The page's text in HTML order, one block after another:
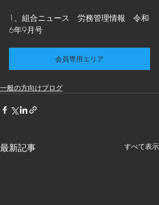
1、組合ニュース　労務管理情報　令和
6年9月号
会員専用エリア
一般の方向けブログ
最新記事 すべて表示